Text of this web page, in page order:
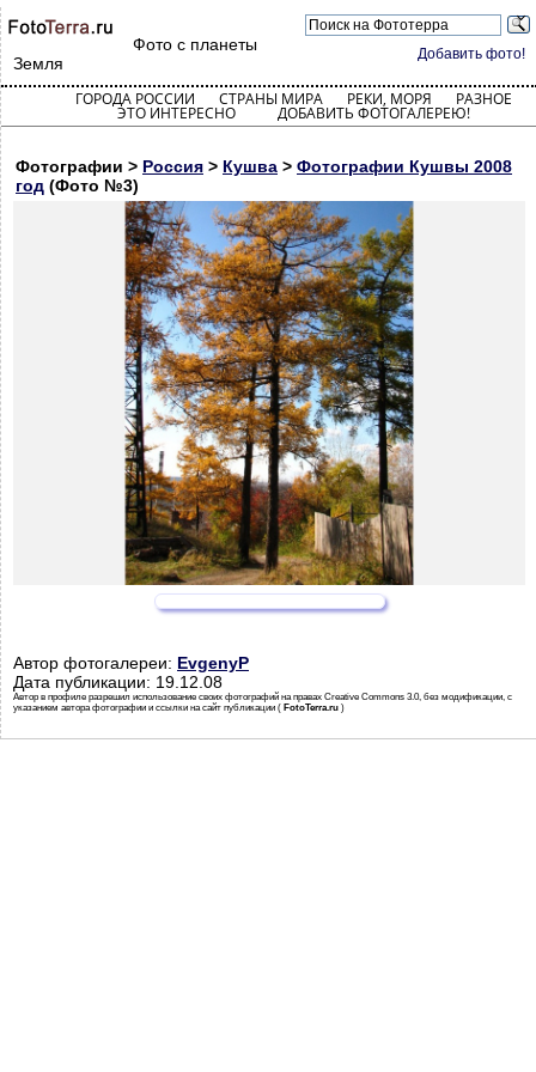
Добавить фото!
Фото с планеты
Земля
ГОРОДА РОССИИ СТРАНЫ МИРА РЕКИ, МОРЯ РАЗНОЕ
ЭТО ИНТЕРЕСНО ДОБАВИТЬ ФОТОГАЛЕРЕЮ!
Фотографии > Россия > Кушва > Фотографии Кушвы 2008
год (Фото №3)
Автор фотогалереи: EvgenyP
Дата публикации: 19.12.08
Автор в профиле разрешил использование своих фотографий на правах Creative Commons 3.0, без модификации, с
указанием автора фотографии и ссылки на сайт публикации ( FotoTerra.ru )